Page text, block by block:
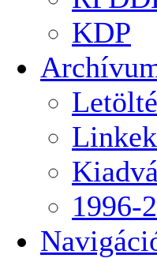
KDP
Linkek
1996-